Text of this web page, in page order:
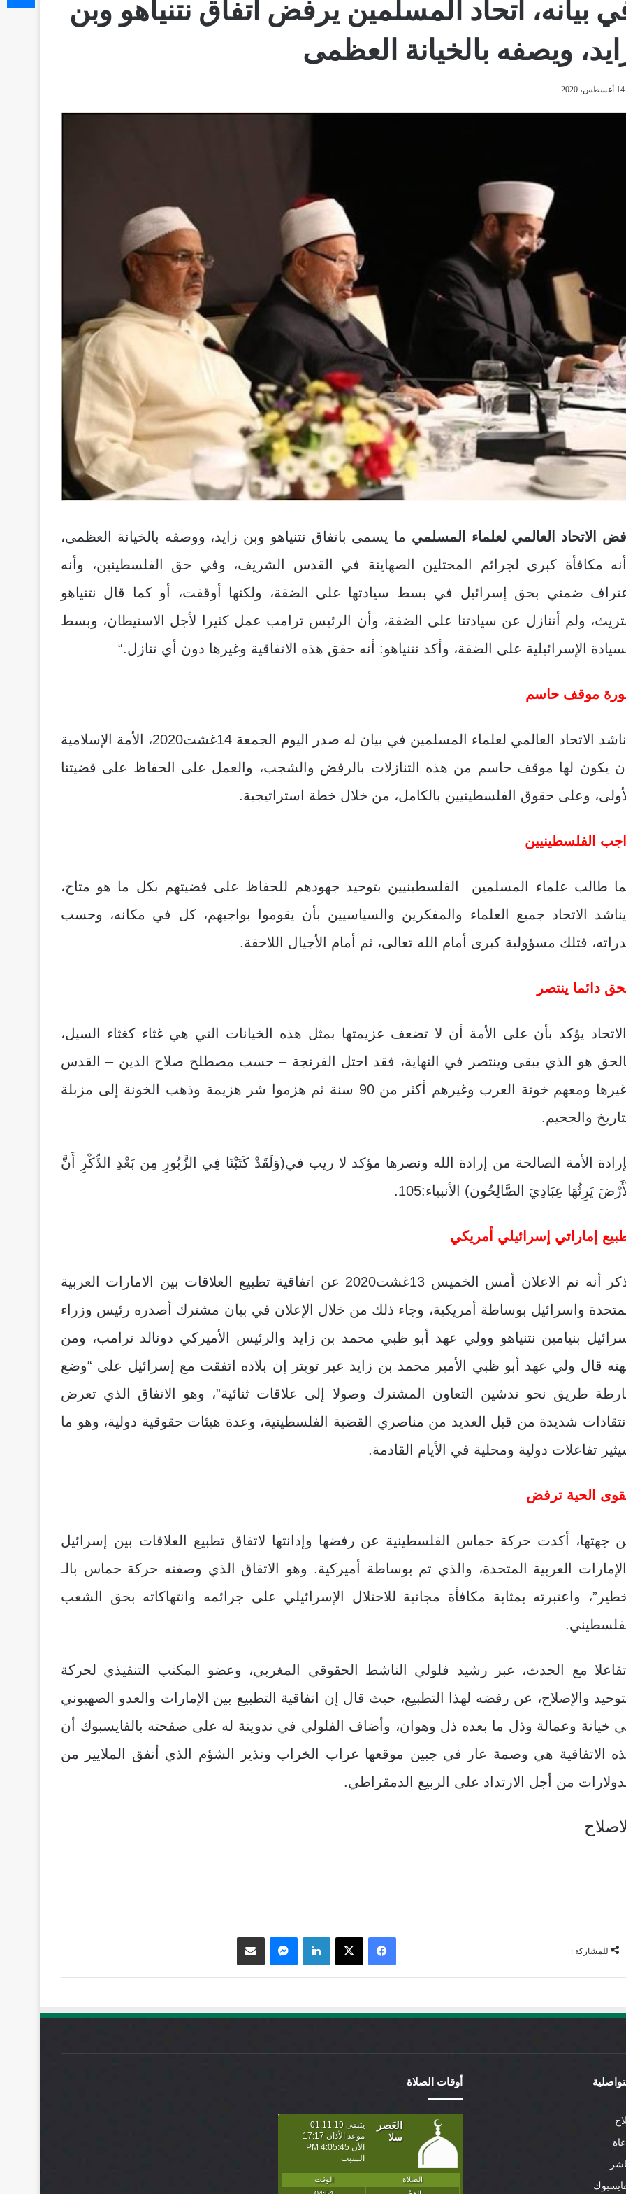
بيانه، اتحاد المسلمين يرفض اتفاق نتنياهو وبن
ويصفه بالخيانة العظمى
14 أغسطس، 2020
الاتحاد العالمي لعلماء المسلمي ما يسمى باتفاق نتنياهو وبن زايد، ووصفه بالخيانة العظمى،
مكافأة كبرى لجرائم المحتلين الصهاينة في القدس الشريف، وفي حق الفلسطينين، وأنه
ضمني بحق إسرائيل في بسط سيادتها على الضفة، ولكنها أوقفت، أو كما قال نتنياهو
ولم أتنازل عن سيادتنا على الضفة، وأن الرئيس ترامب عمل كثيرا لأجل الاستيطان، وبسط
الإسرائيلية على الضفة، وأكد نتنياهو: أنه حقق هذه الاتفاقية وغيرها دون أي تنازل“.
موقف حاسم
وناشد الاتحاد العالمي لعلماء المسلمين في بيان له صدر اليوم الجمعة 14غشت2020، الأمة الإسلامية
يكون لها موقف حاسم من هذه التنازلات بالرفض والشجب، والعمل على الحفاظ على قضيتنا
وعلى حقوق الفلسطينيين بالكامل، من خلال خطة استراتيجية.
الفلسطينيين
طالب علماء المسلمين الفلسطينيين بتوحيد جهودهم للحفاظ على قضيتهم بكل ما هو متاح،
الاتحاد جميع العلماء والمفكرين والسياسيين بأن يقوموا بواجبهم، كل في مكانه، وحسب
فتلك مسؤولية كبرى أمام الله تعالى، ثم أمام الأجيال اللاحقة.
دائما ينتصر
يؤكد بأن على الأمة أن لا تضعف عزيمتها بمثل هذه الخيانات التي هي غثاء كغثاء السيل،
هو الذي يبقى وينتصر في النهاية، فقد احتل الفرنجة – حسب مصطلح صلاح الدين – القدس
وغيرها ومعهم خونة العرب وغيرهم أكثر من 90 سنة ثم هزموا شر هزيمة وذهب الخونة إلى مزبلة
والجحيم.
الأمة الصالحة من إرادة الله ونصرها مؤكد لا ريب في(وَلَقَدْ كَتَبْنَا فِي الزَّبُورِ مِن بَعْدِ الذِّكْرِ أَنَّ
يَرِثُهَا عِبَادِيَ الصَّالِحُون) الأنبياء:105.
إماراتي إسرائيلي أمريكي
يذكر أنه تم الاعلان أمس الخميس 13غشت2020 عن اتفاقية تطبيع العلاقات بين الامارات العربية
واسرائيل بوساطة أمريكية، وجاء ذلك من خلال الإعلان في بيان مشترك أصدره رئيس وزراء
بنيامين نتنياهو وولي عهد أبو ظبي محمد بن زايد والرئيس الأميركي دونالد ترامب، ومن
قال ولي عهد أبو ظبي الأمير محمد بن زايد عبر تويتر إن بلاده اتفقت مع إسرائيل على “وضع
طريق نحو تدشين التعاون المشترك وصولا إلى علاقات ثنائية”، وهو الاتفاق الذي تعرض
شديدة من قبل العديد من مناصري القضية الفلسطينية، وعدة هيئات حقوقية دولية، وهو ما
تفاعلات دولية ومحلية في الأيام القادمة.
الحية ترفض
جهتها، أكدت حركة حماس الفلسطينية عن رفضها وإدانتها لاتفاق تطبيع العلاقات بين إسرائيل
العربية المتحدة، والذي تم بوساطة أميركية. وهو الاتفاق الذي وصفته حركة حماس بالـ
واعتبرته بمثابة مكافأة مجانية للاحتلال الإسرائيلي على جرائمه وانتهاكاته بحق الشعب
مع الحدث، عبر رشيد فلولي الناشط الحقوقي المغربي، وعضو المكتب التنفيذي لحركة
والإصلاح، عن رفضه لهذا التطبيع، حيث قال إن اتفاقية التطبيع بين الإمارات والعدو الصهيوني
خيانة وعمالة وذل ما بعده ذل وهوان، وأضاف الفلولي في تدوينة له على صفحته بالفايسبوك أن
الاتفاقية هي وصمة عار في جبين موقعها عراب الخراب ونذير الشؤم الذي أنفق الملايير من
من أجل الارتداد على الربيع الدمقراطي.
للمشاركة :
فيسبوك ‫X لينكدإن ماسنجر مشاركة عبر البريد
أوقات الصلاة